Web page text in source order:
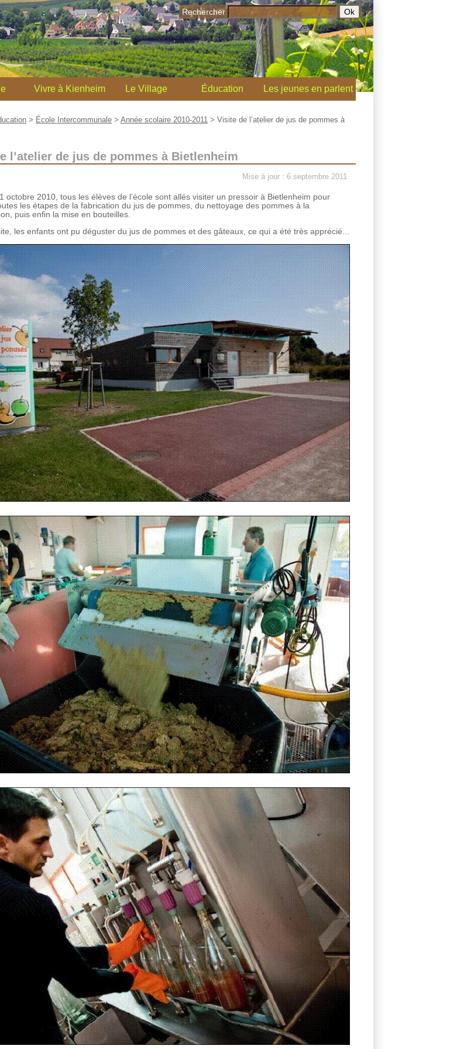
Rechercher
Vivre à Kienheim Le Village Éducation Les jeunes en parlent
> École Intercommunale > Année scolaire 2010-2011 > Visite de l’atelier de jus de pommes à
l’atelier de jus de pommes à Bietlenheim
Mise à jour : 6 septembre 2011
octobre 2010, tous les élèves de l’école sont allés visiter un pressoir à Bietlenheim pour
les étapes de la fabrication du jus de pommes, du nettoyage des pommes à la
puis enfin la mise en bouteilles.
les enfants ont pu déguster du jus de pommes et des gâteaux, ce qui a été très apprécié...